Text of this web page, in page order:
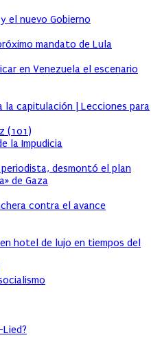
el nuevo Gobierno
mandato de Lula
en Venezuela el escenario
la capitulación | Lecciones para
(101)
la Impudicia
desmontó el plan
de Gaza
contra el avance
hotel de lujo en tiempos del